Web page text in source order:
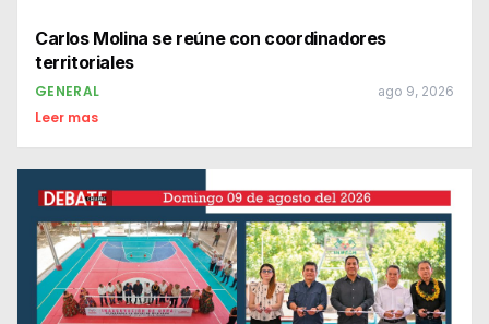
Carlos Molina se reúne con coordinadores
territoriales
GENERAL ago 9, 2026
Leer mas